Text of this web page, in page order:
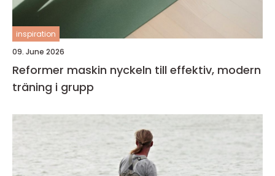
inspiration
09. June 2026
Reformer maskin nyckeln till effektiv, modern
träning i grupp